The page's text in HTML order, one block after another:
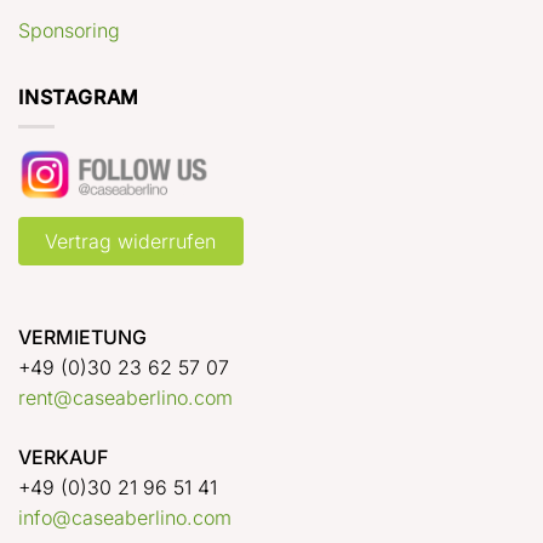
Sponsoring
INSTAGRAM
Vertrag widerrufen
VERMIETUNG
+49 (0)30 23 62 57 07
rent@caseaberlino.com
VERKAUF
+49 (0)30 21 96 51 41
info@caseaberlino.com